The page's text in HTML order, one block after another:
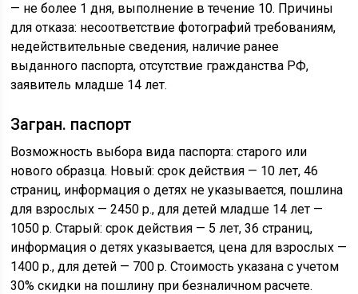
— не более 1 дня, выполнение в течение 10. Причины
для отказа: несоответствие фотографий требованиям,
недействительные сведения, наличие ранее
выданного паспорта, отсутствие гражданства РФ,
заявитель младше 14 лет.
Загран. паспорт
Возможность выбора вида паспорта: старого или
нового образца. Новый: срок действия — 10 лет, 46
страниц, информация о детях не указывается, пошлина
для взрослых — 2450 р., для детей младше 14 лет —
1050 р. Старый: срок действия — 5 лет, 36 страниц,
информация о детях указывается, цена для взрослых —
1400 р., для детей — 700 р. Стоимость указана с учетом
30% скидки на пошлину при безналичном расчете.